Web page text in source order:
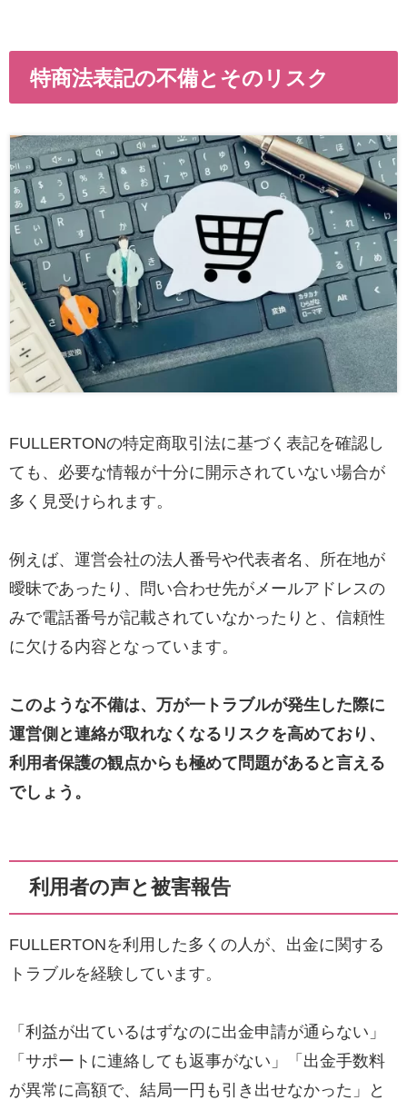
特商法表記の不備とそのリスク
FULLERTONの特定商取引法に基づく表記を確認し
ても、必要な情報が十分に開示されていない場合が
多く見受けられます。
例えば、運営会社の法人番号や代表者名、所在地が
曖昧であったり、問い合わせ先がメールアドレスの
みで電話番号が記載されていなかったりと、信頼性
に欠ける内容となっています。
このような不備は、万が一トラブルが発生した際に
運営側と連絡が取れなくなるリスクを高めており、
利用者保護の観点からも極めて問題があると言える
でしょう。
利用者の声と被害報告
FULLERTONを利用した多くの人が、出金に関する
トラブルを経験しています。
「利益が出ているはずなのに出金申請が通らない」
「サポートに連絡しても返事がない」「出金手数料
が異常に高額で、結局一円も引き出せなかった」と